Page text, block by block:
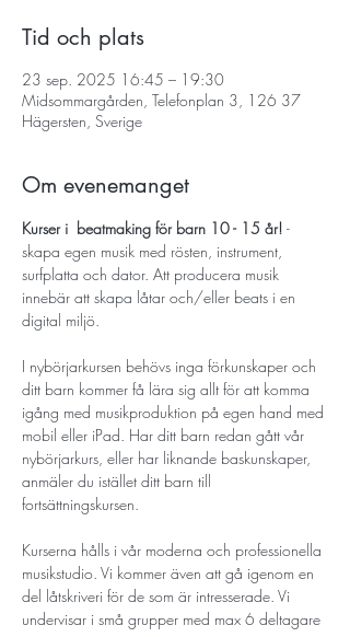
Tid och plats
23 sep. 2025 16:45 – 19:30
Midsommargården, Telefonplan 3, 126 37
Hägersten, Sverige
Om evenemanget
Kurser i  beatmaking för barn 10 - 15 år! -
skapa egen musik med rösten, instrument,
surfplatta och dator. Att producera musik
innebär att skapa låtar och/eller beats i en
digital miljö.
​I nybörjarkursen behövs inga förkunskaper och
ditt barn kommer få lära sig allt för att komma
igång med musikproduktion på egen hand med
mobil eller iPad. Har ditt barn redan gått vår
nybörjarkurs, eller har liknande baskunskaper,
anmäler du istället ditt barn till
fortsättningskursen.
Kurserna hålls i vår moderna och professionella
musikstudio. Vi kommer även att gå igenom en
del låtskriveri för de som är intresserade. Vi
undervisar i små grupper med max 6 deltagare